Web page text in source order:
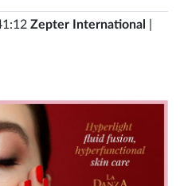
Zepter International